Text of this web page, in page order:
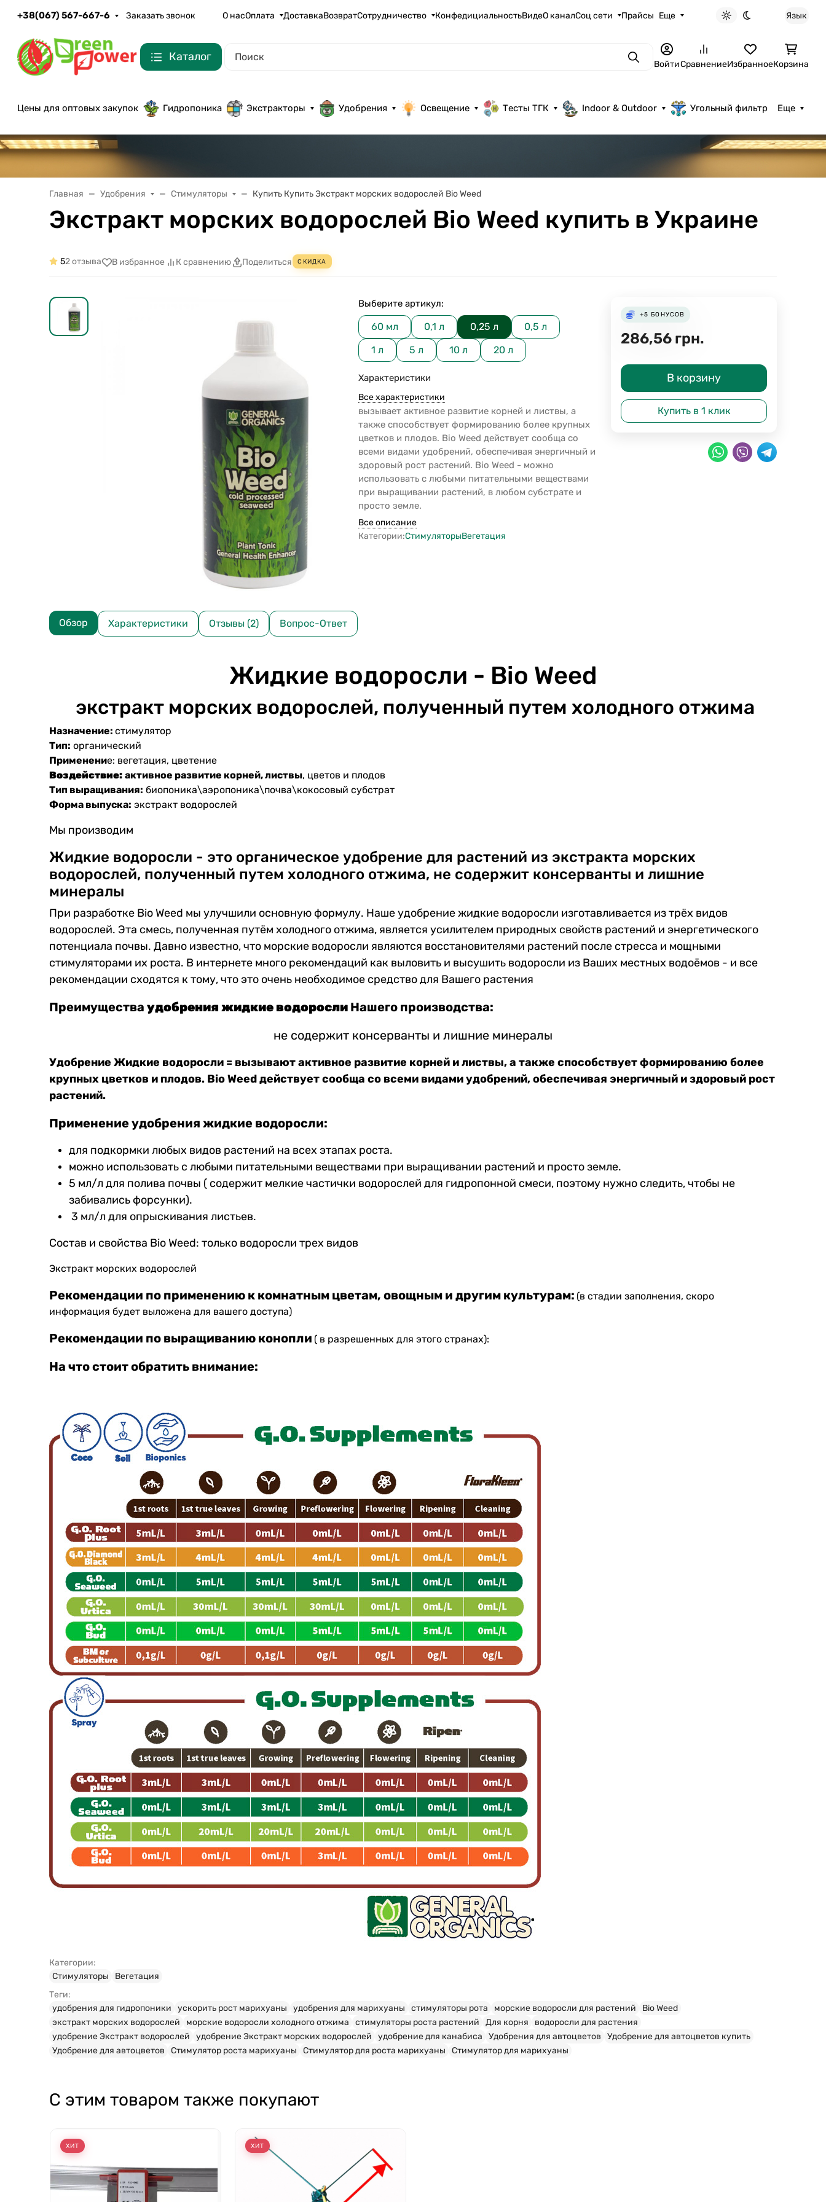
+38(067) 567-667-6 Заказать звонок О насОплата ДоставкаВозвратСотрудничество КонфедициальностьВидеО каналСоц сети Прайсы Еще
Светлая тема
Темная тема
Язык
Каталог ПоискВойтиСравнениеИзбранноеКорзина
Цены для оптовых закупок Гидропоника Экстракторы Удобрения Освещение Тесты ТГК Indoor & Outdoor Угольный фильтр Еще
Главная Удобрения Стимуляторы Купить Купить Экстракт морских водорослей Bio Weed
Экстракт морских водорослей Bio Weed купить в Украине
52 отзыва В избранное К сравнению Поделиться СКИДКА
Выберите артикул:
60 мл 0,1 л 0,25 л
0,5 л
1 л
5 л 10 л 20 л
Характеристики
Все характеристики
вызывает активное развитие корней и листвы, а
также способствует формированию более крупных
цветков и плодов. Bio Weed действует сообща со
всеми видами удобрений, обеспечивая энергичный и
здоровый рост растений. Bio Weed - можно
использовать с любыми питательными веществами
при выращивании растений, в любом субстрате и
просто земле.
Все описание
Категории:СтимуляторыВегетация
+5 БОНУСОВ
286,56 грн.
В корзину
Купить в 1 клик
Обзор Характеристики Отзывы (2) Вопрос-Ответ
Жидкие водоросли - Bio Weed
экстракт морских водорослей, полученный путем холодного отжима
Назначение: стимулятор
Тип: органический
Применение: вегетация, цветение
Воздействие: активное развитие корней, листвы, цветов и плодов
Тип выращивания: биопоника\аэропоника\почва\кокосовый субстрат
Форма выпуска: экстракт водорослей
Мы производим
Жидкие водоросли - это органическое удобрение для растений из экстракта морских
водорослей, полученный путем холодного отжима, не содержит консерванты и лишние
минералы
При разработке Bio Weed мы улучшили основную формулу. Наше удобрение жидкие водоросли изготавливается из трёх видов
водорослей. Эта смесь, полученная путём холодного отжима, является усилителем природных свойств растений и энергетического
потенциала почвы. Давно известно, что морские водоросли являются восстановителями растений после стресса и мощными
стимуляторами их роста. В интернете много рекомендаций как выловить и высушить водоросли из Ваших местных водоёмов - и все
рекомендации сходятся к тому, что это очень необходимое средство для Вашего растения
Преимущества удобрения жидкие водоросли Нашего производства:
не содержит консерванты и лишние минералы
Удобрение Жидкие водоросли = вызывают активное развитие корней и листвы, а также способствует формированию более
крупных цветков и плодов. Bio Weed действует сообща со всеми видами удобрений, обеспечивая энергичный и здоровый рост
растений.
Применение удобрения жидкие водоросли:
для подкормки любых видов растений на всех этапах роста.
можно использовать с любыми питательными веществами при выращивании растений и просто земле.
5 мл/л для полива почвы ( содержит мелкие частички водорослей для гидропонной смеси, поэтому нужно следить, чтобы не
забивались форсунки).
3 мл/л для опрыскивания листьев.
Состав и свойства Bio Weed: только водоросли трех видов
Экстракт морских водорослей
Рекомендации по применению к комнатным цветам, овощным и другим культурам: (в стадии заполнения, скоро
информация будет выложена для вашего доступа)
Рекомендации по выращиванию конопли ( в разрешенных для этого странах):
На что стоит обратить внимание:
Категории:
Стимуляторы
Вегетация
Теги:
удобрения для гидропоники
ускорить рост марихуаны удобрения для марихуаны стимуляторы рота морские водоросли для растений
Bio Weed
экстракт морских водорослей
морские водоросли холодного отжима стимуляторы роста растений Для корня
водоросли для растения
удобрение Экстракт водорослей
удобрение Экстракт морских водорослей удобрение для канабиса Удобрения для автоцветов
Удобрение для автоцветов купить
Удобрение для автоцветов
Стимулятор роста марихуаны Стимулятор для роста марихуаны Стимулятор для марихуаны
С этим товаром также покупают
ХИТ ХИТ